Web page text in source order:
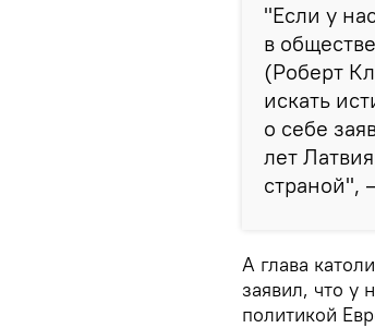
"Если у
в
(Роберт
искать
о себе
лет
страной",
А глава
заявил, что у
политикой